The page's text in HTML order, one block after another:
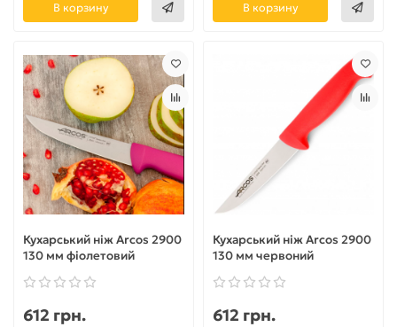
В корзину В корзину
Кухарський ніж Arcos 2900
130 мм фіолетовий
612 грн.
Кухарський ніж Arcos 2900
130 мм червоний
612 грн.